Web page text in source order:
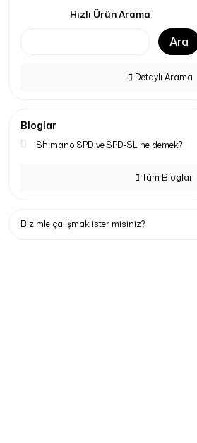
Hızlı Ürün Arama
Ara
Detaylı Arama
Bloglar
Shimano SPD ve SPD-SL ne demek?
Tüm Bloglar
Bizimle çalışmak ister misiniz?